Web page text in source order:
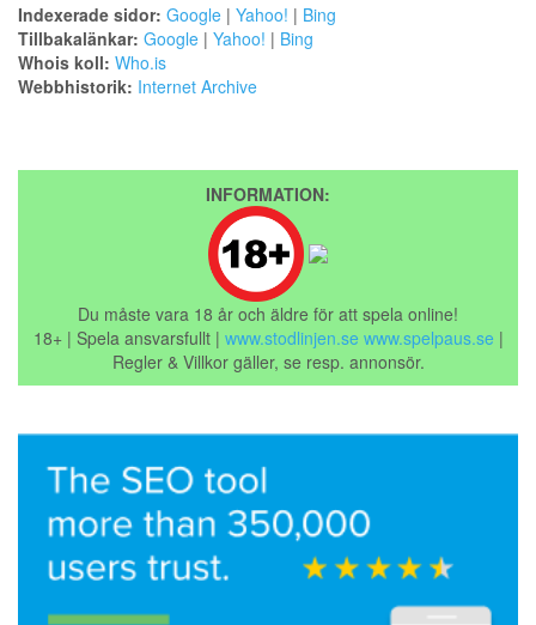
Indexerade sidor: Google | Yahoo! | Bing
Tillbakalänkar: Google | Yahoo! | Bing
Whois koll: Who.is
Webbhistorik: Internet Archive
INFORMATION:
Du måste vara 18 år och äldre för att spela online!
18+ | Spela ansvarsfullt | www.stodlinjen.se www.spelpaus.se |
Regler & Villkor gäller, se resp. annonsör.